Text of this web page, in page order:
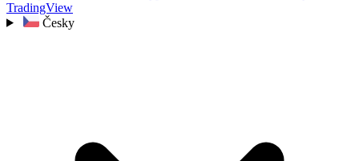
TradingView
Česky